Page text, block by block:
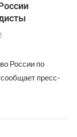
России по
пресс-